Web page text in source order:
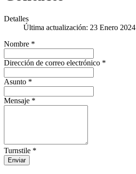
Detalles
Última actualización: 23 Enero 2024
Nombre *
Dirección de correo electrónico *
Asunto *
Mensaje *
Turnstile *
Enviar